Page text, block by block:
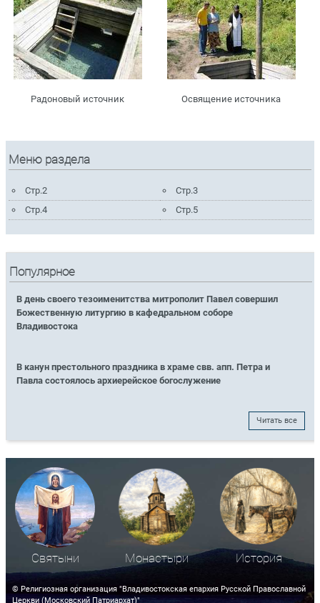
Радоновый источник Освящение источника
Меню раздела
Стр.2
Стр.3
Стр.4
Стр.5
Популярное
В день своего тезоименитства митрополит Павел совершил
Божественную литургию в кафедральном соборе
Владивостока
В канун престольного праздника в храме свв. апп. Петра и
Павла состоялось архиерейское богослужение
Читать все
Святыни Монастыри История
© Религиозная организация "Владивостокская епархия Русской Православной
Церкви (Московский Патриархат)"